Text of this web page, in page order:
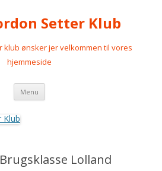
Setter Klub
klub ønsker jer velkommen til vores
hjemmeside
Menu Videre
indhold
Lolland